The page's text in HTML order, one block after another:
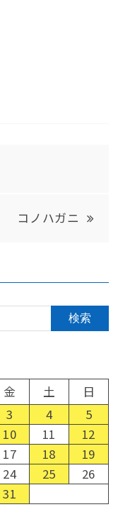
コノハガニ
金 土
日
3 4
5
10 11
12
17 18
19
24 25
26
31